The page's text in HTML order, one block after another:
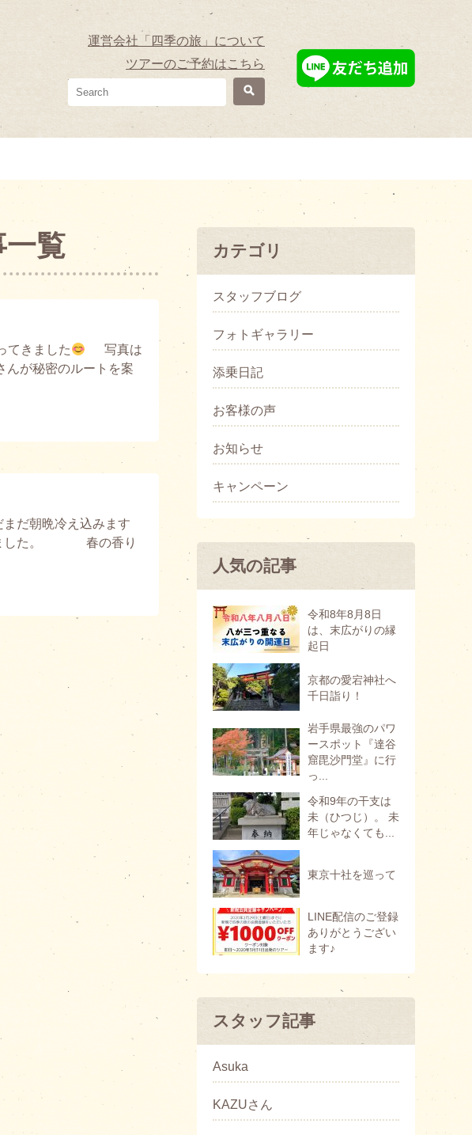
運営会社「四季の旅」について
ツアーのご予約はこちら
覧
てきました
写真は
秘密のルートを案
まだ朝晩冷え込みます
ました。 春の香り
カテゴリ
スタッフブログ
フォトギャラリー
添乗日記
お客様の声
お知らせ
キャンペーン
人気の記事
令和8年8月8日
は、末広がりの縁
起日
京都の愛宕神社へ
千日詣り！
岩手県最強のパワ
ースポット『達谷
窟毘沙門堂』に行
っ...
令和9年の干支は
未（ひつじ）。 未
年じゃなくても...
東京十社を巡って
LINE配信のご登録
ありがとうござい
ます♪
スタッフ記事
Asuka
KAZUさん